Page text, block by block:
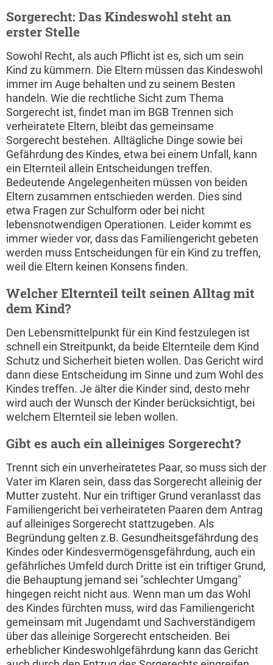
Sorgerecht: Das Kindeswohl steht an
erster Stelle
Sowohl Recht, als auch Pflicht ist es, sich um sein
Kind zu kümmern. Die Eltern müssen das Kindeswohl
immer im Auge behalten und zu seinem Besten
handeln. Wie die rechtliche Sicht zum Thema
Sorgerecht ist, findet man im BGB Trennen sich
verheiratete Eltern, bleibt das gemeinsame
Sorgerecht bestehen. Alltägliche Dinge sowie bei
Gefährdung des Kindes, etwa bei einem Unfall, kann
ein Elternteil allein Entscheidungen treffen.
Bedeutende Angelegenheiten müssen von beiden
Eltern zusammen entschieden werden. Dies sind
etwa Fragen zur Schulform oder bei nicht
lebensnotwendigen Operationen. Leider kommt es
immer wieder vor, dass das Familiengericht gebeten
werden muss Entscheidungen für ein Kind zu treffen,
weil die Eltern keinen Konsens finden.
Welcher Elternteil teilt seinen Alltag mit
dem Kind?
Den Lebensmittelpunkt für ein Kind festzulegen ist
schnell ein Streitpunkt, da beide Elternteile dem Kind
Schutz und Sicherheit bieten wollen. Das Gericht wird
dann diese Entscheidung im Sinne und zum Wohl des
Kindes treffen. Je älter die Kinder sind, desto mehr
wird auch der Wunsch der Kinder berücksichtigt, bei
welchem Elternteil sie leben wollen.
Gibt es auch ein alleiniges Sorgerecht?
Trennt sich ein unverheiratetes Paar, so muss sich der
Vater im Klaren sein, dass das Sorgerecht alleinig der
Mutter zusteht. Nur ein triftiger Grund veranlasst das
Familiengericht bei verheirateten Paaren dem Antrag
auf alleiniges Sorgerecht stattzugeben. Als
Begründung gelten z.B. Gesundheitsgefährdung des
Kindes oder Kindesvermögensgefährdung, auch ein
gefährliches Umfeld durch Dritte ist ein triftiger Grund,
die Behauptung jemand sei "schlechter Umgang"
hingegen reicht nicht aus. Wenn man um das Wohl
des Kindes fürchten muss, wird das Familiengericht
gemeinsam mit Jugendamt und Sachverständigem
über das alleinige Sorgerecht entscheiden. Bei
erheblicher Kindeswohlgefährdung kann das Gericht